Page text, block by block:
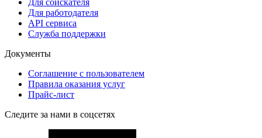
Для работодателя
API сервиса
Служба поддержки
Документы
Соглашение с пользователем
Правила оказания услуг
Прайс-лист
Следите за нами в соцсетях